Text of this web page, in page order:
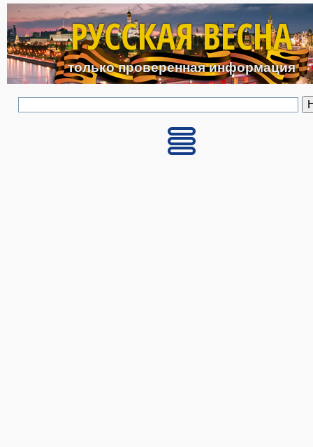
Перейти к основному
РУССКАЯ ВЕСНА
только проверенная информация